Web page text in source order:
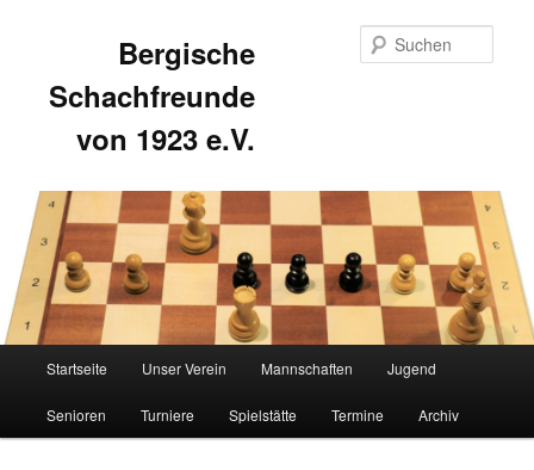
Bergische
Schachfreunde
von 1923 e.V.
Zum
primären
Zum
sekundären
Startseite Unser Verein Mannschaften Jugend
Senioren Turniere Spielstätte Termine Archiv